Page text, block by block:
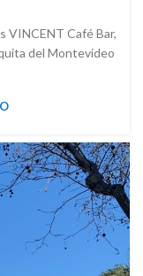
VINCENT Café Bar,
del Montevideo